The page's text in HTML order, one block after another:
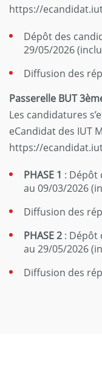
https://
Dépôt des
29/05/2026
Diffusion des
Passerelle BUT
Les candidatures
eCandidat des IUT
https://
PHASE 1 : Dépôt
au 09/03/2026
Diffusion des
PHASE 2 : Dépôt
au 29/05/2026
Diffusion des